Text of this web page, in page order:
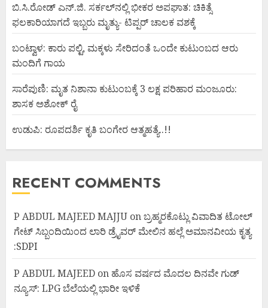
ಬಿ.ಸಿ.ರೋಡ್ ಎನ್.ಜಿ. ಸರ್ಕಲ್‌ನಲ್ಲಿ ಭೀಕರ ಅಪಘಾತ: ಚಿಕಿತ್ಸೆ
ಫಲಕಾರಿಯಾಗದೆ ಇಬ್ಬರು ಮೃತ್ಯು- ಟಿಪ್ಪರ್ ಚಾಲಕ ವಶಕ್ಕೆ
ಬಂಟ್ವಾಳ: ಕಾರು ಪಲ್ಟಿ, ಮಕ್ಕಳು ಸೇರಿದಂತೆ ಒಂದೇ ಕುಟುಂಬದ ಆರು
ಮಂದಿಗೆ ಗಾಯ
ಸಾರೆಪುಣಿ: ಮೃತ ನಿಶಾನಾ ಕುಟುಂಬಕ್ಕೆ 3 ಲಕ್ಷ ಪರಿಹಾರ ಮಂಜೂರು:
ಶಾಸಕ ಅಶೋಕ್ ರೈ
ಉಡುಪಿ: ರೂಪದರ್ಶಿ ಕೃತಿ ಬಂಗೇರ ಆತ್ಮಹತ್ಯೆ..!!
RECENT COMMENTS
P ABDUL MAJEED MAJJU onಬ್ರಹ್ಮರಕೊಟ್ಲು ವಿವಾದಿತ ಟೋಲ್
ಗೇಟ್ ಸಿಬ್ಬಂದಿಯಿಂದ ಲಾರಿ ಡ್ರೈವರ್ ಮೇಲಿನ ಹಲ್ಲೆ ಅಮಾನವೀಯ ಕೃತ್ಯ
:SDPI
P ABDUL MAJEED on ಹೊಸ ವರ್ಷದ ಮೊದಲ ದಿನವೇ ಗುಡ್
ನ್ಯೂಸ್: LPG ಬೆಲೆಯಲ್ಲಿ ಭಾರೀ ಇಳಿಕೆ